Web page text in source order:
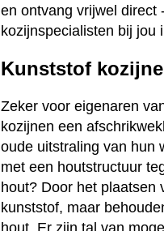
en ontvang vrijwel direct
kozijnspecialisten bij jou
Kunststof
Zeker voor eigenaren
kozijnen een
oude uitstraling van hun
met een houtstructuur
hout? Door het plaatsen
kunststof, maar
hout. Er zijn tal van